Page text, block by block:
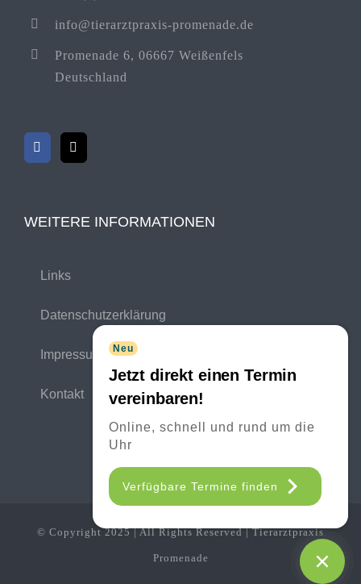
Neu
Jetzt direkt einen Termin
vereinbaren!
Online, schnell und rund um die
Uhr
Verfügbare Termine finden
info@tierarztpraxis-promenade.de
Promenade 6, 06667 Weißenfels
Deutschland
WEITERE INFORMATIONEN
Links
Datenschutzerklärung
Impressum
Kontakt
© Copyright 2025 | All Rights Reserved | Tierarztpraxis
Promenade